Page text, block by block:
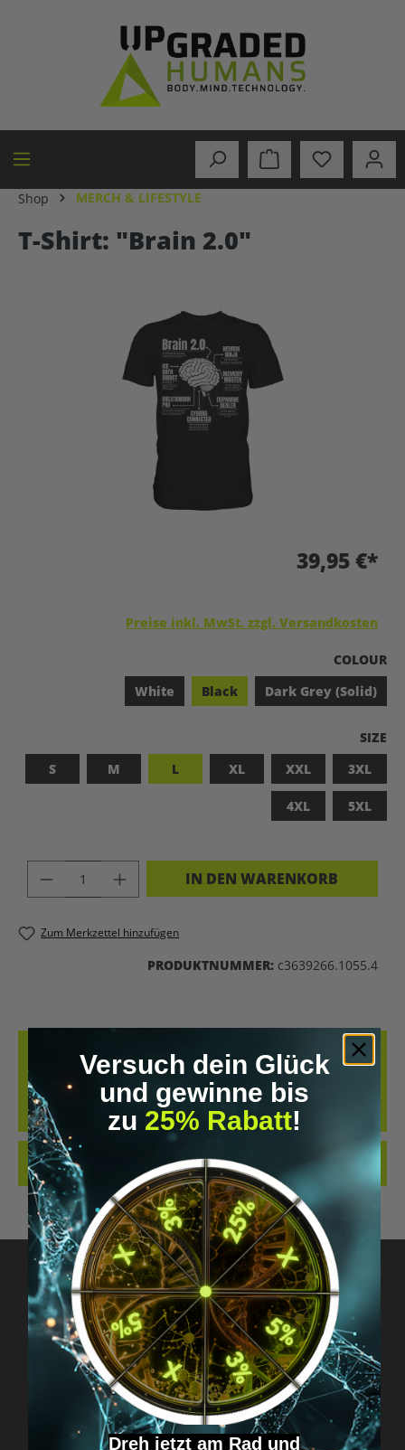
Shop MERCH & LIFESTYLE
T-Shirt: "Brain 2.0"
Bildergalerie überspringen
39,95 €*
Preise inkl. MwSt. zzgl. Versandkosten
COLOUR
White
Black Dark Grey (Solid)
SIZE
S
M L XL XXL 3XL
4XL 5XL
PRODUKT ANZAHL: GIB DEN
IN DEN WARENKORB
Zum Merkzettel hinzufügen
PRODUKTNUMMER: c3639266.1055.4
BESCHREIBUNG
BRAIN 2.0 – WEAR THE FUTUREUPGRADE YOUR WARDROBE LIKE
YOU UPGRADE YOUR MIND.KERNFEATURESFUTURISTISCHER
FRONTPRINT: GEHIRN TR…MEHR
BEWERTUNGEN
Fragen? Schreib uns!
Diskret, direkt &
persönlich.
Versuch dein Glück
und gewinne bis
zu 25% Rabatt!
Dreh jetzt am Rad und